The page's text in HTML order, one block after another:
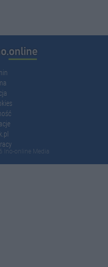
Ino-online Media